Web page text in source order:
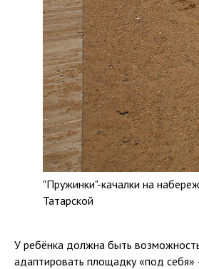
"Пружинки"-качалки на
Татарской
У ребёнка должна быть
адаптировать площадку «под себя»